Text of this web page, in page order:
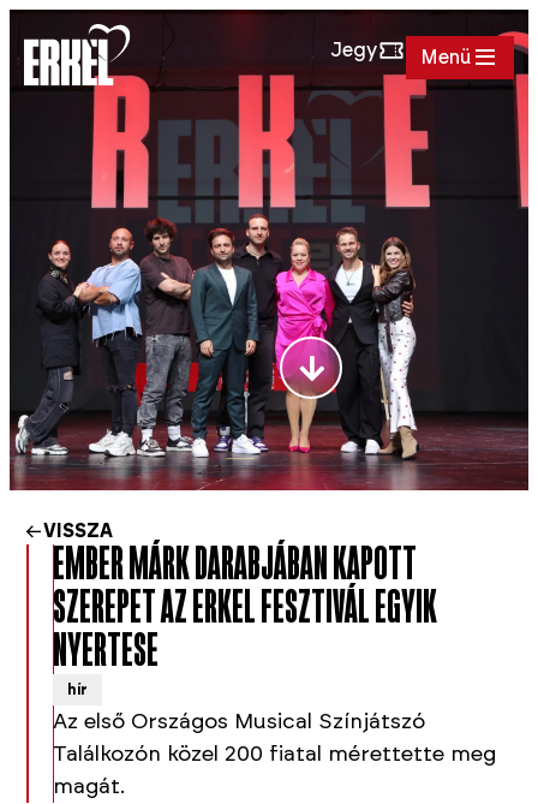
Jegy Menü
VISSZA
EMBER MÁRK DARABJÁBAN KAPOTT
SZEREPET AZ ERKEL FESZTIVÁL EGYIK
NYERTESE
hír
Az első Országos Musical Színjátszó
Találkozón közel 200 fiatal mérettette meg
magát.